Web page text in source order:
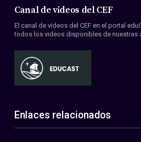
Canal de videos del CEF
El canal de videos del CEF en el portal
todos los videos disponibles de nuestras
Enlaces relacionados